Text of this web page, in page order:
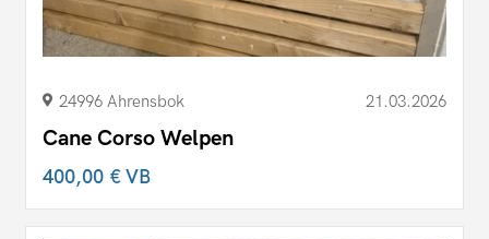
24996 Ahrensbok 21.03.2026
Cane Corso Welpen
400,00 €VB